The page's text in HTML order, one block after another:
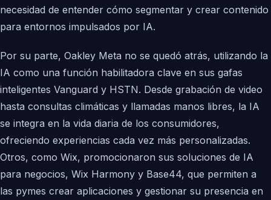
necesidad de entender cómo segmentar y crear contenido
para entornos impulsados por IA.
Por su parte, Oakley Meta no se quedó atrás, utilizando la
IA como una función habilitadora clave en sus gafas
inteligentes Vanguard y HSTN. Desde grabación de video
hasta consultas climáticas y llamadas manos libres, la IA
se integra en la vida diaria de los consumidores,
ofreciendo experiencias cada vez más personalizadas.
Otros, como Wix, promocionaron sus soluciones de IA
para negocios, Wix Harmony y Base44, que permiten a
las pymes crear aplicaciones y gestionar su presencia en